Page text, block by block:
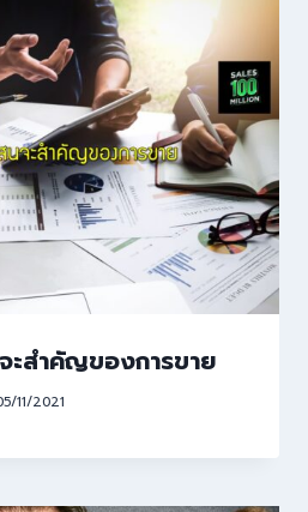
ะสำคัญของการขาย
11/2021